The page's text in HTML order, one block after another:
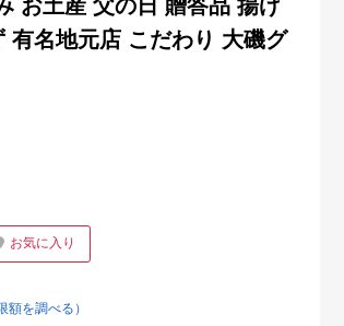
お土産 父の日 贈答品 揚げ
有名地元店 こだわり 大磯グ
お気に入り
額を調べる）